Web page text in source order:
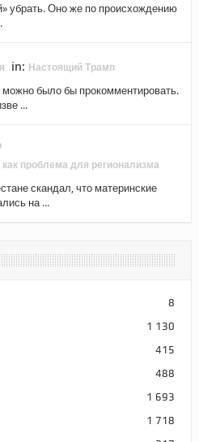
убрать. Оно же по происхождению
in: Настоящий Трамп
можно было бы прокомментировать.
...
проблема для регионализма
скандал, что материнские
на ...
8
1 130
415
488
1 693
1 718